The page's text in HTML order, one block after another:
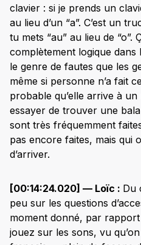
clavier : si je prends un
au lieu d’un “a”. C’est un
tu mets “au” au lieu de “o”.
complètement logique dans
le genre de fautes que les
même si personne n’a fait
probable qu’elle arrive à
essayer de trouver une
sont très fréquemment
pas encore faites, mais qui
d’arriver.
[00:14:24.020] — Loïc : Du
peu sur les questions
moment donné, par
jouez sur les sons, vu